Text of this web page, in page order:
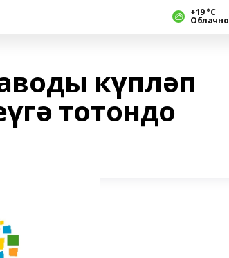
+19 °С
Облачно
күпләп
тотондо